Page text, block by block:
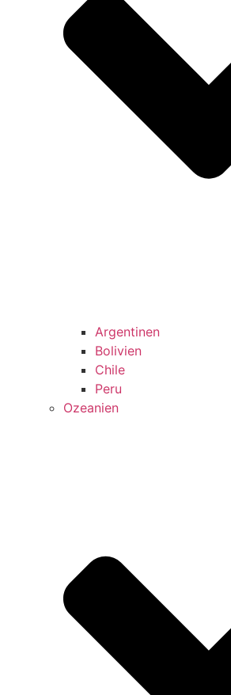
Argentinen
Bolivien
Chile
Peru
Ozeanien